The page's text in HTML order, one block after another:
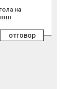
на
отговор